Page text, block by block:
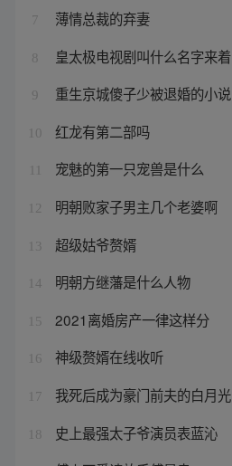
7 薄情总裁的弃妻
8 皇太极电视剧叫什么名字来着
9 重生京城傻子少被退婚的小说
10 红龙有第二部吗
宠魅的第一只宠兽是什么
12 明朝败家子男主几个老婆啊
13 超级姑爷赘婿
14 明朝方继藩是什么人物
15 2021离婚房产一律这样分
16 神级赘婿在线收听
17 我死后成为豪门前夫的白月光
18 史上最强太子爷演员表蓝沁